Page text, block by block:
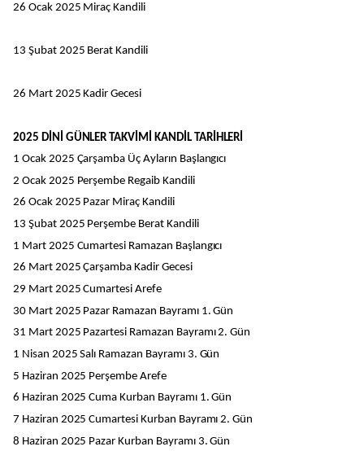
26 Ocak 2025 Miraç Kandili
13 Şubat 2025 Berat Kandili
26 Mart 2025 Kadir Gecesi
2025 DİNİ GÜNLER TAKVİMİ KANDİL TARİHLERİ
1 Ocak 2025 Çarşamba Üç Ayların Başlangıcı
2 Ocak 2025 Perşembe Regaib Kandili
26 Ocak 2025 Pazar Miraç Kandili
13 Şubat 2025 Perşembe Berat Kandili
1 Mart 2025 Cumartesi Ramazan Başlangıcı
26 Mart 2025 Çarşamba Kadir Gecesi
29 Mart 2025 Cumartesi Arefe
30 Mart 2025 Pazar Ramazan Bayramı 1. Gün
31 Mart 2025 Pazartesi Ramazan Bayramı 2. Gün
1 Nisan 2025 Salı Ramazan Bayramı 3. Gün
5 Haziran 2025 Perşembe Arefe
6 Haziran 2025 Cuma Kurban Bayramı 1. Gün
7 Haziran 2025 Cumartesi Kurban Bayramı 2. Gün
8 Haziran 2025 Pazar Kurban Bayramı 3. Gün